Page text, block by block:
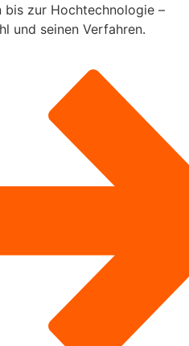
bis zur Hochtechnologie –
und seinen Verfahren.